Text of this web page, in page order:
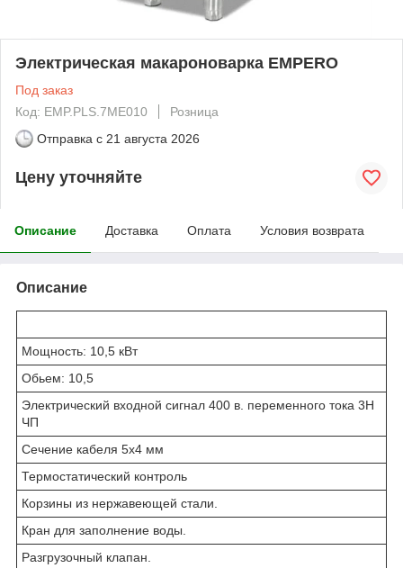
Электрическая макароноварка EMPERO
Под заказ
Код: EMP.PLS.7ME010
Розница
Отправка с 21 августа 2026
Цену уточняйте
Описание Доставка Оплата Условия возврата
Описание
Мощность: 10,5 кВт
Обьем: 10,5
Электрический входной сигнал 400 в. переменного тока 3Н
ЧП
Сечение кабеля 5х4 мм
Термостатический контроль
Корзины из нержавеющей стали.
Кран для заполнение воды.
Разгрузочный клапан.